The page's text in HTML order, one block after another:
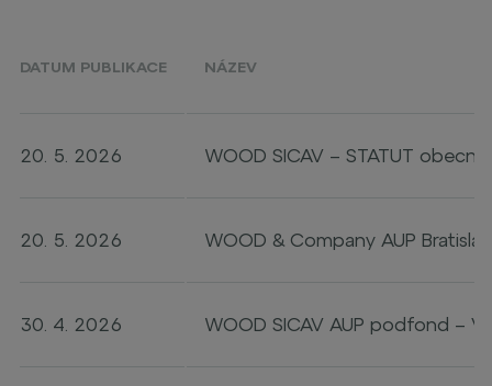
DATUM PUBLIKACE NÁZEV
20. 5. 2026 WOOD SICAV – STATUT
20. 5. 2026 WOOD & Company AUP
30. 4. 2026 WOOD SICAV AUP podfond –